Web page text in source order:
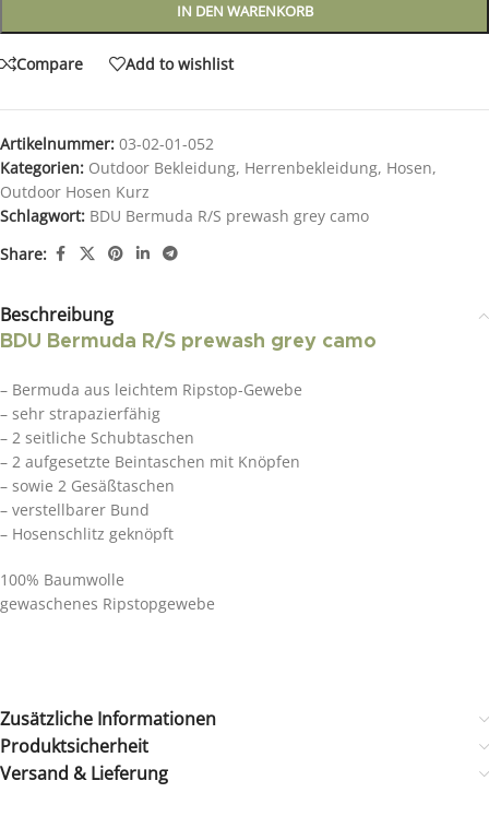
IN DEN WARENKORB
Compare Add to wishlist
Artikelnummer: 03-02-01-052
Kategorien: Outdoor Bekleidung, Herrenbekleidung, Hosen,
Outdoor Hosen Kurz
Schlagwort: BDU Bermuda R/S prewash grey camo
Share:
Beschreibung
BDU Bermuda R/S prewash grey camo
– Bermuda aus leichtem Ripstop-Gewebe
– sehr strapazierfähig
– 2 seitliche Schubtaschen
– 2 aufgesetzte Beintaschen mit Knöpfen
– sowie 2 Gesäßtaschen
– verstellbarer Bund
– Hosenschlitz geknöpft
100% Baumwolle
gewaschenes Ripstopgewebe
Zusätzliche Informationen
Produktsicherheit
Versand & Lieferung